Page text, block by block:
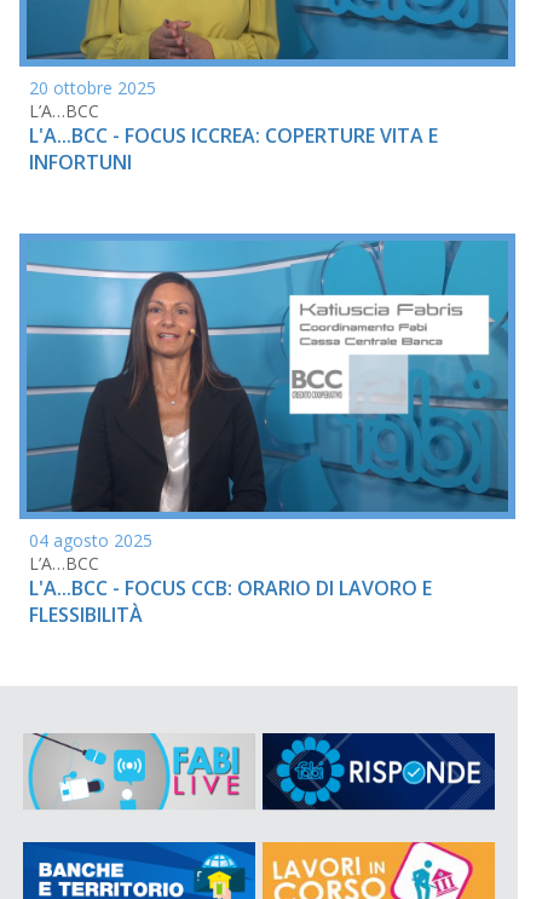
20 ottobre 2025
L’A…BCC
L'A...BCC - FOCUS ICCREA: COPERTURE VITA E
INFORTUNI
04 agosto 2025
L’A…BCC
L'A...BCC - FOCUS CCB: ORARIO DI LAVORO E
FLESSIBILITÀ